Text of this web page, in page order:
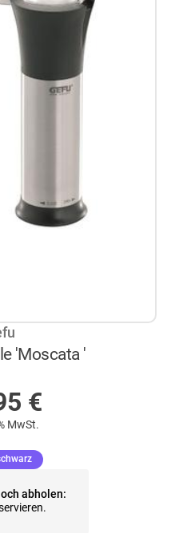
'Moscata '
€
MwSt.
(ausgewählt)
abholen: